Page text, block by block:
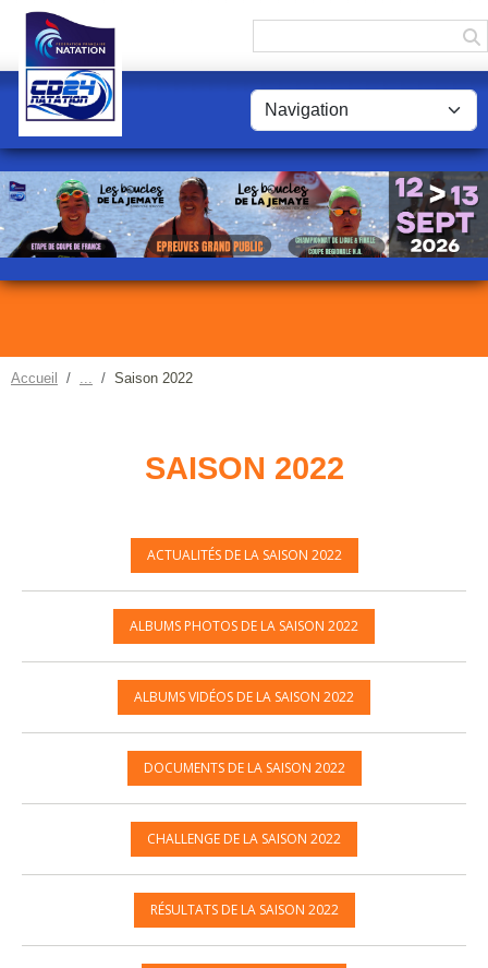
Accueil Saison 2022
SAISON 2022
ACTUALITÉS DE LA SAISON 2022
ALBUMS PHOTOS DE LA SAISON 2022
ALBUMS VIDÉOS DE LA SAISON 2022
DOCUMENTS DE LA SAISON 2022
CHALLENGE DE LA SAISON 2022
RÉSULTATS DE LA SAISON 2022
Panneau de gestion des cookies